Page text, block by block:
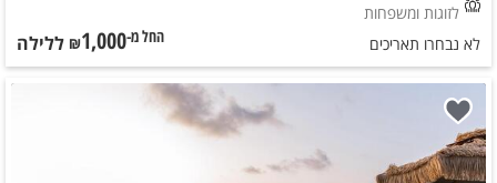
לזוגות ומשפחות
לא נבחרו תאריכים החל מ-₪1,000 ללילה